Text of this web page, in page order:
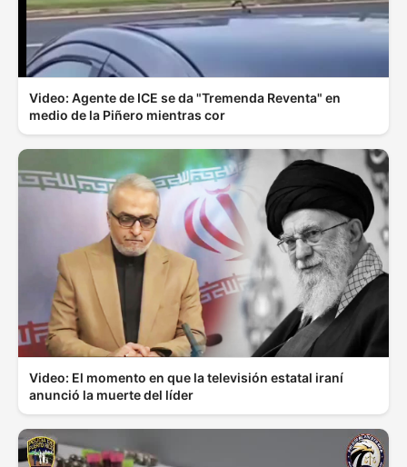
Video: Agente de ICE se da "Tremenda Reventa" en
medio de la Piñero mientras cor
Video: El momento en que la televisión estatal iraní
anunció la muerte del líder